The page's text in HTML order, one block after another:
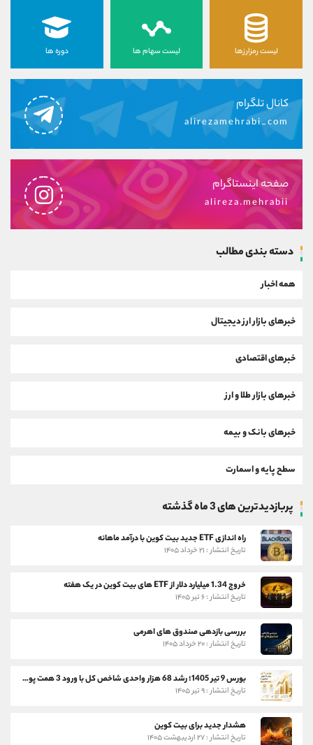
لیست رمزارزها لیست سهام ها دوره ها
کانال تلگرام
alirezamehrabi_com
صفحه اینستاگرام
alireza.mehrabii
دسته بندی مطالب
همه اخبار
خبرهای بازار ارز دیجیتال
خبرهای اقتصادی
خبرهای بازار طلا و ارز
خبرهای بانک و بیمه
سطح پایه و اسمارت
پربازدیدترین های 3 ماه گذشته
راه اندازی ETF جدید بیت کوین با درآمد ماهانه
تاریخ انتشار : ۲۱ خرداد ۱۴۰۵
خروج 1.34 میلیارد دلار از ETF های بیت کوین در یک هفته
تاریخ انتشار : ۶ تیر ۱۴۰۵
بررسی بازدهی صندوق های اهرمی
تاریخ انتشار : ۲۰ خرداد ۱۴۰۵
بورس 9 تیر 1405؛ رشد 68 هزار واحدی شاخص کل با ورود 3 همت پول حقیقی
تاریخ انتشار : ۹ تیر ۱۴۰۵
هشدار جدید برای بیت کوین
تاریخ انتشار : ۲۷ اردیبهشت ۱۴۰۵